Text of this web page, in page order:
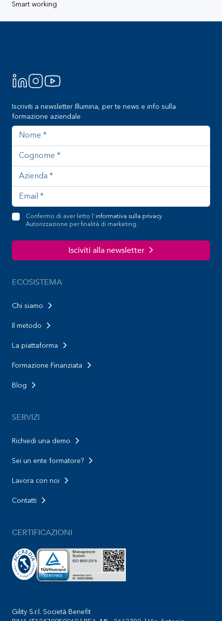
Smart working
Iscriviti a newsletter Illumina, per te news e info sulla
formazione aziendale
Nome
Cognome
Azienda
Indirizzo email
Confermo di aver letto l' informativa sulla privacy
Autorizzazione per finalità di marketing.
Isciviti alla newsletter
ECOSISTEMA
Chi siamo
Il metodo
La piattaforma
Formazione Finanziata
Blog
SERVIZI
Richiedi una demo
Sei un ente formatore?
Lavora con noi
Contatti
CERTIFICAZIONI
Gility S.r.l. Società Benefit